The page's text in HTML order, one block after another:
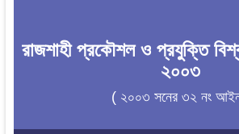
রাজশাহী প্রকৌশল ও প্রযুক্তি
২০০৩
( ২০০৩ সনের ৩২ নং